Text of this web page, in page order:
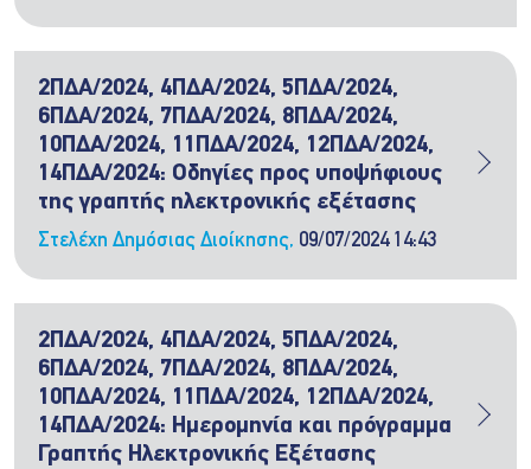
2ΠΔΑ/2024, 4ΠΔΑ/2024, 5ΠΔΑ/2024,
6ΠΔΑ/2024, 7ΠΔΑ/2024, 8ΠΔΑ/2024,
10ΠΔΑ/2024, 11ΠΔΑ/2024, 12ΠΔΑ/2024,
14ΠΔΑ/2024: Οδηγίες προς υποψήφιους
της γραπτής ηλεκτρονικής εξέτασης
Στελέχη Δημόσιας Διοίκησης, 09/07/2024 14:43
2ΠΔΑ/2024, 4ΠΔΑ/2024, 5ΠΔΑ/2024,
6ΠΔΑ/2024, 7ΠΔΑ/2024, 8ΠΔΑ/2024,
10ΠΔΑ/2024, 11ΠΔΑ/2024, 12ΠΔΑ/2024,
14ΠΔΑ/2024: Ημερομηνία και πρόγραμμα
Γραπτής Ηλεκτρονικής Εξέτασης